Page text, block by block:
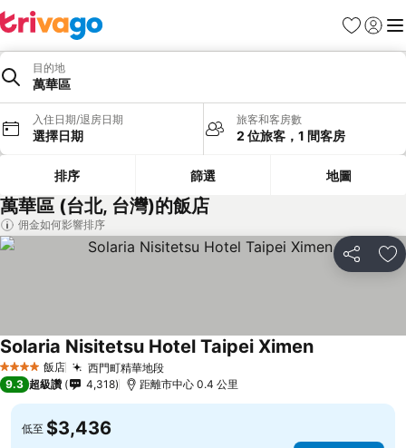
我的最愛
登入 選
目的地
萬華區
入住日期/退房日期
選擇日期
旅客和客房數
2 位旅客，1 間客房
排序 篩選 地圖
萬華區 (台北, 台灣)的飯店
佣金如何影響排序
分享 加
4 星級 飯店 西門町精華地段
Solaria Nisitetsu Hotel Taipei Ximen
9.3 超級讚 4,318 距離市中心 0.4 公里
低至 $3,436